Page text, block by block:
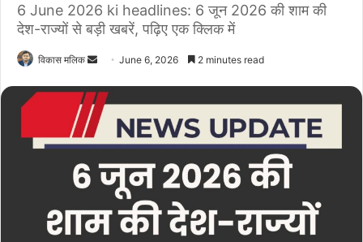
6 June 2026 ki headlines: 6 जून 2026 की शाम की
देश-राज्यों से बड़ी खबरें, पढ़िए एक क्लिक में
विकास मलिक
n
d
e
a
i
June 6, 2026 2 minutes read